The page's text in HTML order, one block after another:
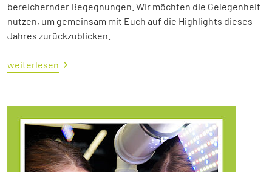
bereichernder Begegnungen. Wir möchten die Gelegenheit
nutzen, um gemeinsam mit Euch auf die Highlights dieses
Jahres zurückzublicken.
weiterlesen